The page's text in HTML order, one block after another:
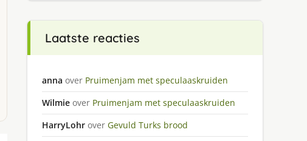
Laatste reacties
anna over Pruimenjam met speculaaskruiden
Wilmie over Pruimenjam met speculaaskruiden
HarryLohr over Gevuld Turks brood